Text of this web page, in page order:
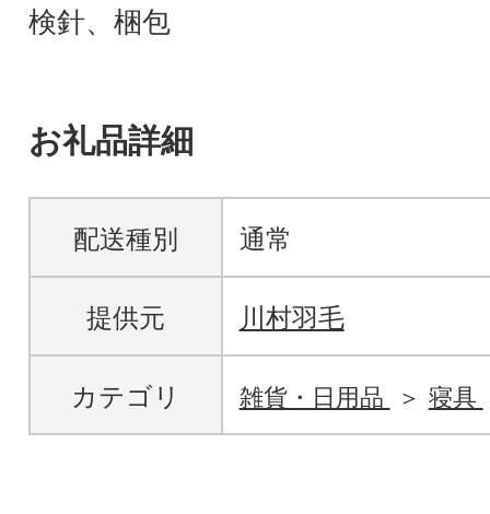
検針、梱包
お礼品詳細
配送種別 通常
提供元 川村羽毛
カテゴリ 雑貨・日用品 寝具